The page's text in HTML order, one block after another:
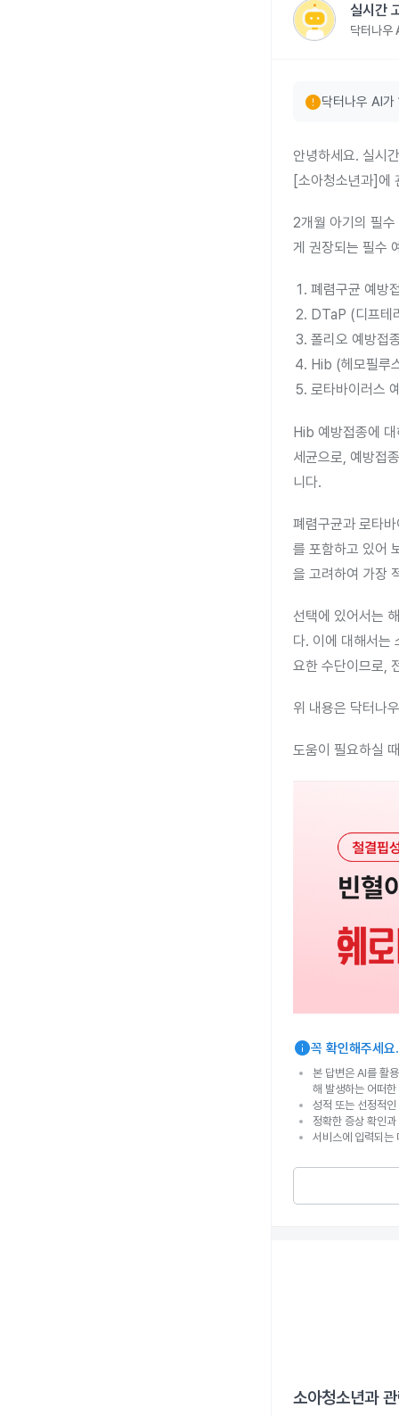
실시간
닥터나우
error닥터나우 AI
안녕하세요. 실시
[소아청소년과]에
2개월 아기의 필
게 권장되는 필수
폐렴구균 예방
DTaP (디프테
폴리오 예방접
Hib (헤모필루
로타바이러스
Hib 예방접종에
세균으로, 예방접
니다.
폐렴구균과 로타
를 포함하고 있어
을 고려하여 가장
선택에 있어서는
다. 이에 대해서는
요한 수단이므로,
위 내용은 닥터나
도움이 필요하실
info꼭 확인해주세요.
본 답변은 AI를 활
해 발생하는 어떠
성적 또는 선정적
정확한 증상 확인
서비스에 입력되
소아청소년과관